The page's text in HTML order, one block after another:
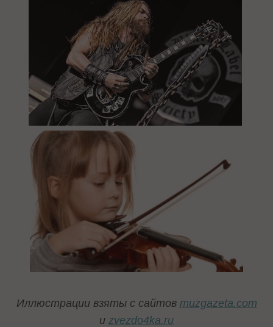
Иллюстрации взяты с сайтов muzgazeta.com
и zvezdo4ka.ru